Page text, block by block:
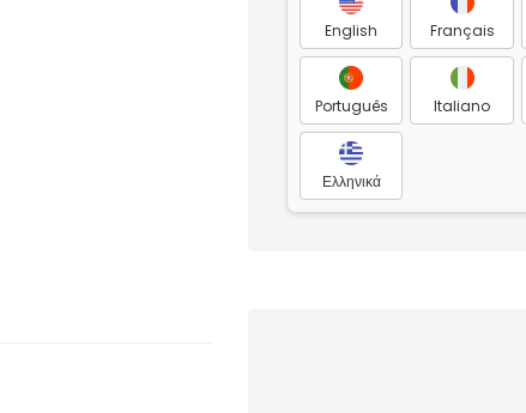
English Français
Português Italiano
Ελληνικά